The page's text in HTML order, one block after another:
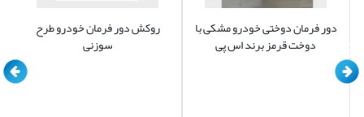
روکش دور فرمان خودرو طرح
سوزنی
دور فرمان دوختی خودرو مشکی با
دوخت قرمز برند اس پی